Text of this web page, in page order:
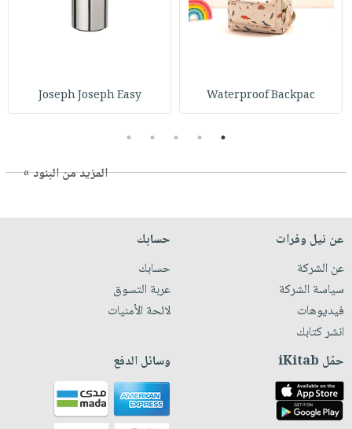
Waterproof Backpac
Joseph Joseph Easy
1
2
3
4
5
المزيد من البنود »
عن نيل وفرات
عن الشركة
سياسة الشركة
فيديوهات
انشر كتابك
حسابك
حسابك
عربة التسوق
لائحة الأمنيات
حمّل iKitab وسائل الدفع